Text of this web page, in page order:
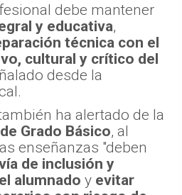
debe mantener
y educativa,
técnica con el
cultural y crítico del
desde la
ha alertado de la
Grado Básico, al
enseñanzas "deben
de inclusión y
alumnado y evitar